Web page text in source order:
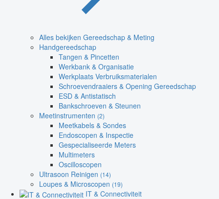
Alles bekijken Gereedschap & Meting
Handgereedschap
Tangen & Pincetten
Werkbank & Organisatie
Werkplaats Verbruiksmaterialen
Schroevendraaiers & Opening Gereedschap
ESD & Antistatisch
Bankschroeven & Steunen
Meetinstrumenten (2)
Meetkabels & Sondes
Endoscopen & Inspectie
Gespecialiseerde Meters
Multimeters
Oscilloscopen
Ultrasoon Reinigen (14)
Loupes & Microscopen (19)
IT & Connectiviteit